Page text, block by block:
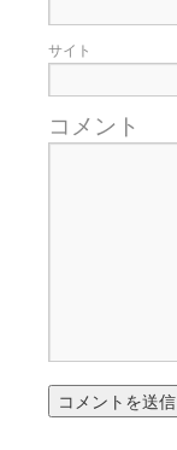
サイト
コメント